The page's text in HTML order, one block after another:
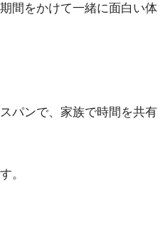
間をかけて一緒に面白い体
パンで、家族で時間を共有
。